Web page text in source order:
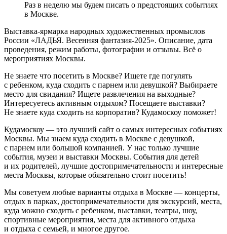
Раз в неделю мы будем писать о предстоящих событиях
в Москве.
Выставка-ярмарка народных художественных промыслов
России «ЛАДЬЯ. Весенняя фантазия-2025». Описание, дата
проведения, режим работы, фотографии и отзывы. Всё о
мероприятиях Москвы.
Не знаете что посетить в Москве? Ищете где погулять
с ребенком, куда сходить с парнем или девушкой? Выбираете
место для свидания? Ищете развлечения на выходные?
Интересуетесь активным отдыхом? Посещаете выставки?
Не знаете куда сходить на корпоратив? Кудамоскоу поможет!
Кудамоскоу — это лучший сайт о самых интересных событиях
Москвы. Мы знаем куда сходить в Москве с девушкой,
с парнем или большой компанией. У нас только лучшие
события, музеи и выставки Москвы. События для детей
и их родителей, лучшие достопримечательности и интересные
места Москвы, которые обязательно стоит посетить!
Мы советуем любые варианты отдыха в Москве — концерты,
отдых в парках, достопримечательности для экскурсий, места,
куда можно сходить с ребенком, выставки, театры, шоу,
спортивные мероприятия, места для активного отдыха
и отдыха с семьей, и многое другое.